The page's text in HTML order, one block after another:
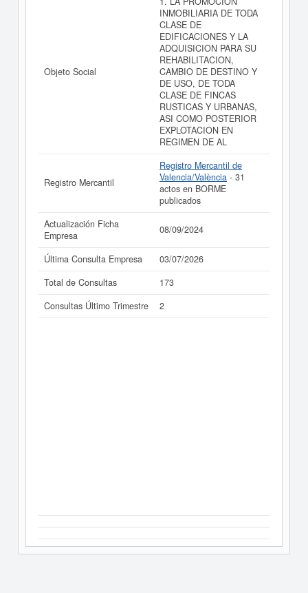
La última actualización del informe de empresa se ha
realizado el 08/09/2024.
Objeto Social
INMOBILIARIA DE TODA
CLASE DE
EDIFICACIONES Y LA
ADQUISICION PARA SU
REHABILITACION,
CAMBIO DE DESTINO Y
DE USO, DE TODA
CLASE DE FINCAS
RUSTICAS Y URBANAS,
ASI COMO POSTERIOR
EXPLOTACION EN
REGIMEN DE AL
Registro Mercantil
Registro Mercantil de
Valencia/València - 31
actos en BORME
publicados
Actualización Ficha
Empresa
08/09/2024
Última Consulta Empresa
03/07/2026
Total de Consultas
173
Consultas Último Trimestre
2